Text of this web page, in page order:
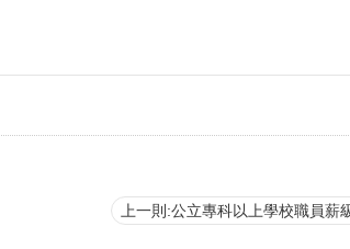
上一則:公立專科以上學校職員薪級表(